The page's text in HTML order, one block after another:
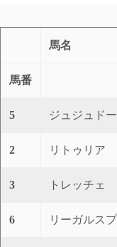
馬名
馬番
5 ジュジュド
2 リトゥリア
3 トレッチェ
6 リーガルス